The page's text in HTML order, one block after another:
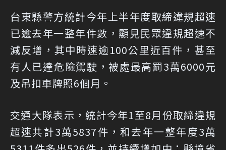
台東縣警方統計今年上半年度取締違規超速
已逾去年一整年件數，顯見民眾違規超速不
減反增，其中時速逾100公里近百件，甚至
有人已達危險駕駛，被處最高罰3萬6000元
及吊扣車牌照6個月。
交通大隊表示，統計今年1至8月份取締違規
超速共計3萬5837件，和去年一整年度3萬